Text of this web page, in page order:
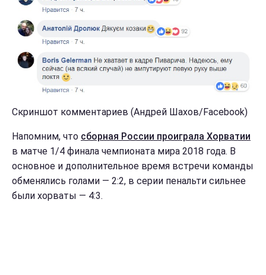
Скриншот комментариев (Андрей Шахов/Facebook)
Напомним, что сборная России проиграла Хорватии
в матче 1/4 финала чемпионата мира 2018 года. В
основное и дополнительное время встречи команды
обменялись голами — 2:2, в серии пенальти сильнее
были хорваты — 4:3.